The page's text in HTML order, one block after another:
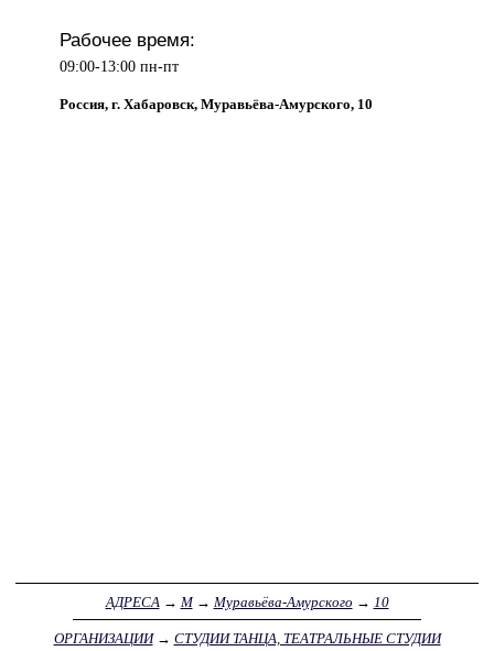
Рабочее время:
09:00-13:00 пн-пт
Россия, г. Хабаровск, Муравьёва-Амурского, 10
АДРЕСА → М→ Муравьёва-Амурского → 10
ОРГАНИЗАЦИИ→ СТУДИИ ТАНЦА, ТЕАТРАЛЬНЫЕ СТУДИИ